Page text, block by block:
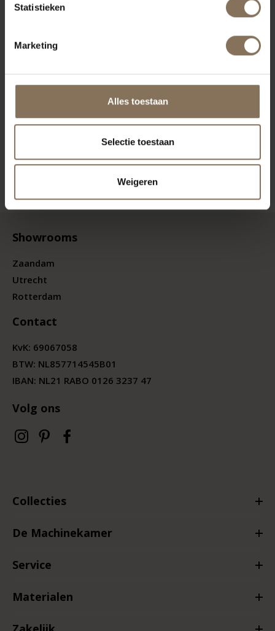
Statistieken
Marketing
Alles toestaan
Selectie toestaan
Weigeren
Showrooms
Zaandam
Utrecht
Rotterdam
Contact
KvK: 69067058
BTW: NL857714545B01
IBAN: NL21 RABO 0126 3237 47
Volg ons
Collecties
De Machinekamer
Service
Materialen